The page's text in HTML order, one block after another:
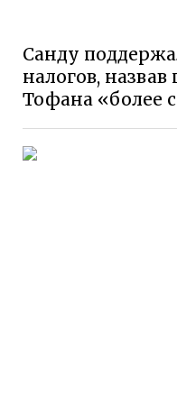
Санду
налогов,
Тофана «более